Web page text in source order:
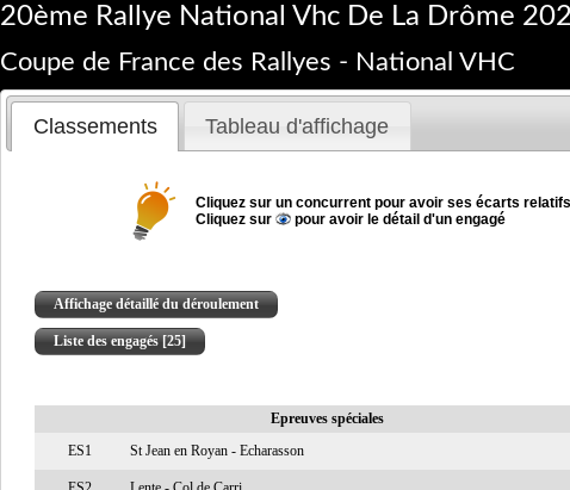
20ème Rallye National Vhc De La Drôme
Coupe de France des Rallyes - National VHC
Classements Tableau d'affichage
Cliquez sur un concurrent pour avoir ses écarts relatifs
Cliquez sur
pour avoir le détail d'un engagé
Affichage détaillé du déroulement
Liste des engagés [25]
Epreuves spéciales
ES1
St Jean en Royan - Echarasson